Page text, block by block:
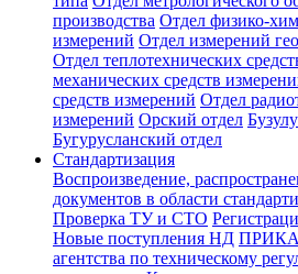
производства Отдел физико-
измерений Отдел измерений
Отдел теплотехнических
механических средств
средств измерений Отдел
измерений Орский отдел
Бугурусланский отдел
Стандартизация
Воспроизведение,
документов в области
Проверка ТУ и СТО
Новые поступления НД
агентства по техническому